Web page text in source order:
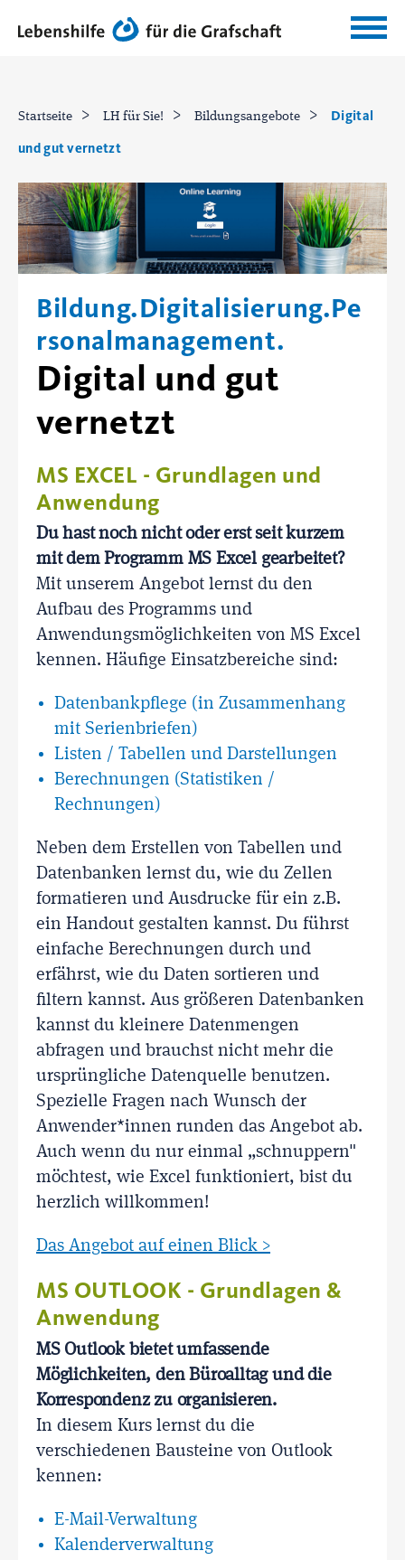
Startseite LH für Sie! Bildungsangebote
Digital
und gut vernetzt
Digital und gut
vernetzt
Bildung.Digitalisierung.Pe
rsonalmanagement.
MS EXCEL - Grundlagen und
Anwendung
Du hast noch nicht oder erst seit kurzem
mit dem Programm MS Excel gearbeitet?
Mit unserem Angebot lernst du den
Aufbau des Programms und
Anwendungsmöglichkeiten von MS Excel
kennen. Häufige Einsatzbereiche sind:
Datenbankpflege (in Zusammenhang
mit Serienbriefen)
Listen / Tabellen und Darstellungen
Berechnungen (Statistiken /
Rechnungen)
Neben dem Erstellen von Tabellen und
Datenbanken lernst du, wie du Zellen
formatieren und Ausdrucke für ein z.B.
ein Handout gestalten kannst. Du führst
einfache Berechnungen durch und
erfährst, wie du Daten sortieren und
filtern kannst. Aus größeren Datenbanken
kannst du kleinere Datenmengen
abfragen und brauchst nicht mehr die
ursprüngliche Datenquelle benutzen.
Spezielle Fragen nach Wunsch der
Anwender*innen runden das Angebot ab.
Auch wenn du nur einmal „schnuppern"
möchtest, wie Excel funktioniert, bist du
herzlich willkommen!
Das Angebot auf einen Blick >
MS OUTLOOK - Grundlagen &
Anwendung
MS Outlook bietet umfassende
Möglichkeiten, den Büroalltag und die
Korrespondenz zu organisieren.
In diesem Kurs lernst du die
verschiedenen Bausteine von Outlook
kennen:
E-Mail-Verwaltung
Kalenderverwaltung